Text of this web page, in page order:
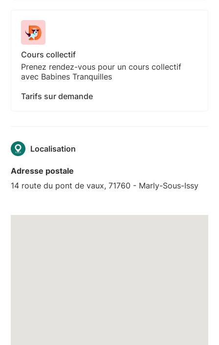
Cours collectif
Prenez rendez-vous pour un cours collectif
avec Babines Tranquilles
Tarifs sur demande
Localisation
Adresse postale
14 route du pont de vaux, 71760 - Marly-Sous-Issy